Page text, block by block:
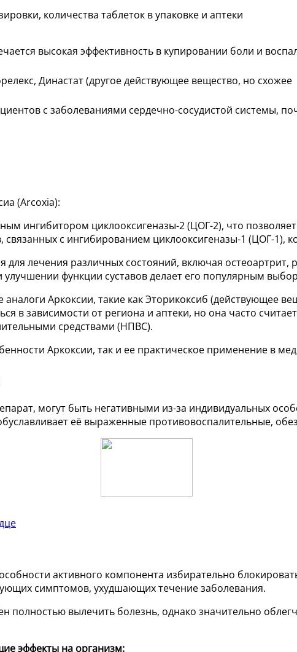
количества таблеток в упаковке и аптеки
высокая эффективность в купировании боли и
Династат (другое действующее вещество, но схожее
с заболеваниями сердечно-сосудистой системы,
(Arcoxia):
ингибитором циклооксигеназы-2 (ЦОГ-2), что
с ингибированием циклооксигеназы-1 (ЦОГ-1),
для лечения различных состояний, включая
функции суставов делает его популярным
Аркоксии, такие как Эторикоксиб (действующее
в зависимости от региона и аптеки, но она часто
средствами (НПВС).
Аркоксии, так и ее практическое применение в
могут быть негативными из-за индивидуальных
её выраженные противовоспалительные,
активного компонента избирательно
симптомов, ухудшающих течение заболевания.
полностью вылечить болезнь, однако значительно
эффекты на организм: